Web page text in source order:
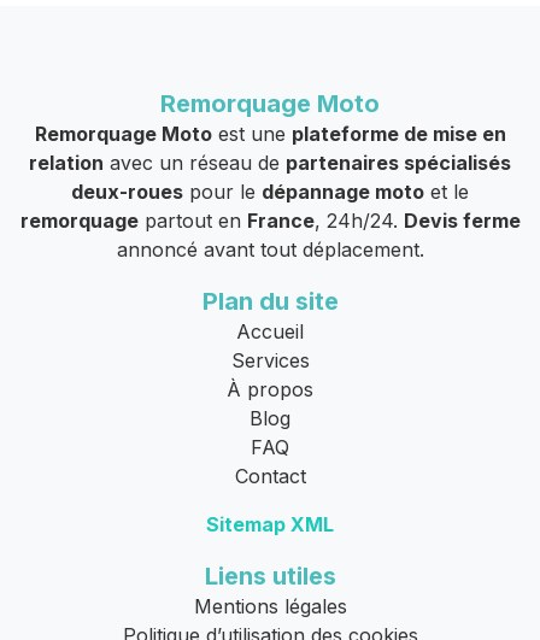
Remorquage Moto
Remorquage Motoest une plateforme de mise en
relation avec un réseau de partenaires spécialisés
deux-roues pour le dépannage moto et le
remorquagepartout en France, 24h/24. Devis ferme
annoncé avant tout déplacement.
Plan du site
Accueil
Services
À propos
Blog
FAQ
Contact
Sitemap XML
Liens utiles
Mentions légales
Politique d’utilisation des cookies